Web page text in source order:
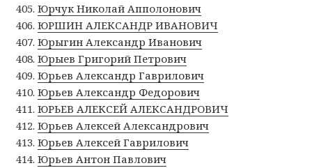
Юрчук Николай Апполонович
ЮРШИН АЛЕКСАНДР ИВАНОВИЧ
Юрыгин Александр Иванович
Юрыев Григорий Петрович
Юрьев Александр Гаврилович
Юрьев Александр Федорович
ЮРЬЕВ АЛЕКСЕЙ АЛЕКСАНДРОВИЧ
Юрьев Алексей Александрович
Юрьев Алексей Гаврилович
Юрьев Антон Павлович